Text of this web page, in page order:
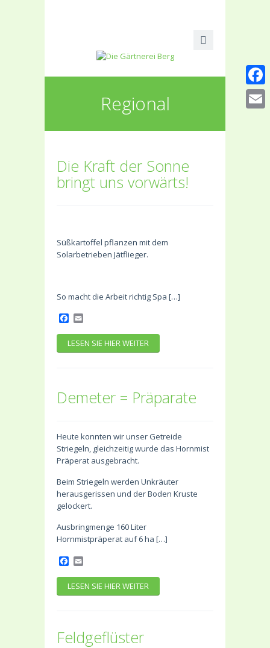
Regional
Die Kraft der Sonne
bringt uns vorwärts!
Süßkartoffel pflanzen mit dem
Solarbetrieben Jätflieger.
So macht die Arbeit richtig Spa […]
Facebook
LESEN SIE HIER WEITER
Demeter = Präparate
Heute konnten wir unser Getreide
Striegeln, gleichzeitig wurde das Hornmist
Präperat ausgebracht.
Beim Striegeln werden Unkräuter
herausgerissen und der Boden Kruste
gelockert.
Ausbringmenge 160 Liter
Hornmistpräperat auf 6 ha […]
Facebook
LESEN SIE HIER WEITER
Feldgeflüster